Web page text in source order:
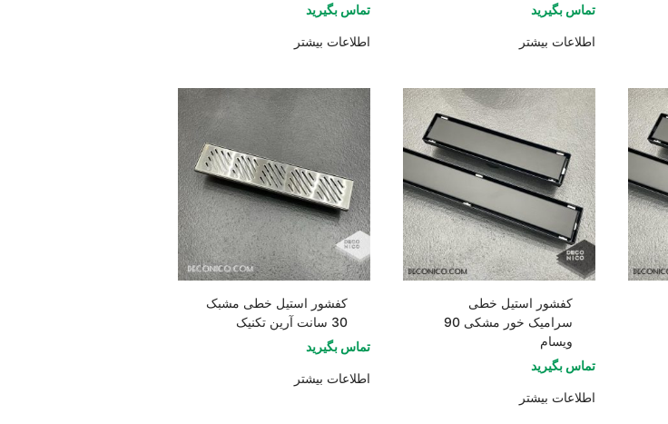
تماس بگیرید
اطلاعات بیشتر
تماس بگیرید
اطلاعات بیشتر
کفشور استیل خطی
سرامیک خور مشکی 90
ویسام
تماس بگیرید
اطلاعات بیشتر
کفشور استیل خطی مشبک
30 سانت آرین تکنیک
تماس بگیرید
اطلاعات بیشتر